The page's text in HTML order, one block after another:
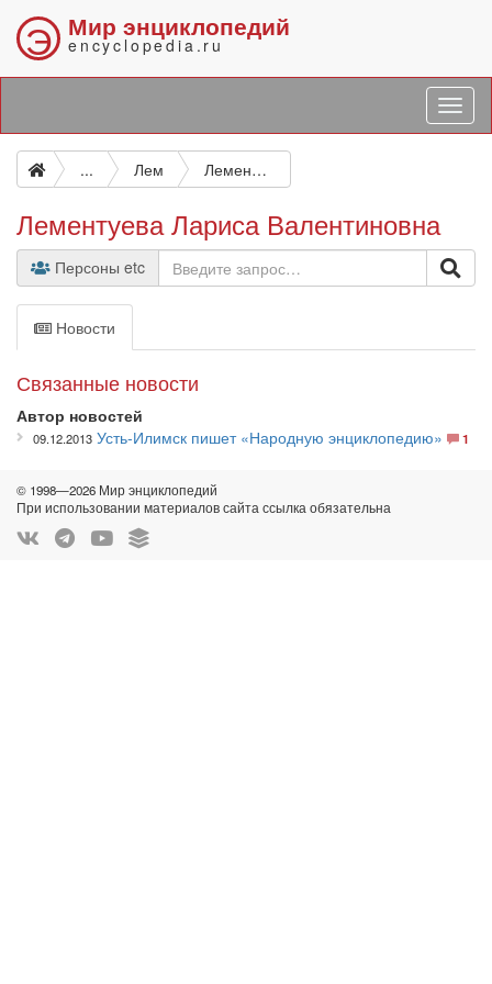
Э Мир энциклопедий
encyclopedia.ru
... Лем Лементуева Лариса Валентиновна
Лементуева Лариса Валентиновна
Персоны etc
Новости
Связанные новости
Автор новостей
09.12.2013 Усть-Илимск пишет «Народную энциклопедию» 1
© 1998—2026 Мир энциклопедий
При использовании материалов сайта ссылка обязательна